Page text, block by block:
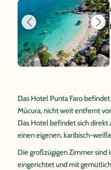
Das Hotel Punta Faro
Múcura, nicht weit entfernt
Das Hotel befindet sich
einen eigenen, karibisch-
Die großzügigen Zimmer sind
eingerichtet und mit